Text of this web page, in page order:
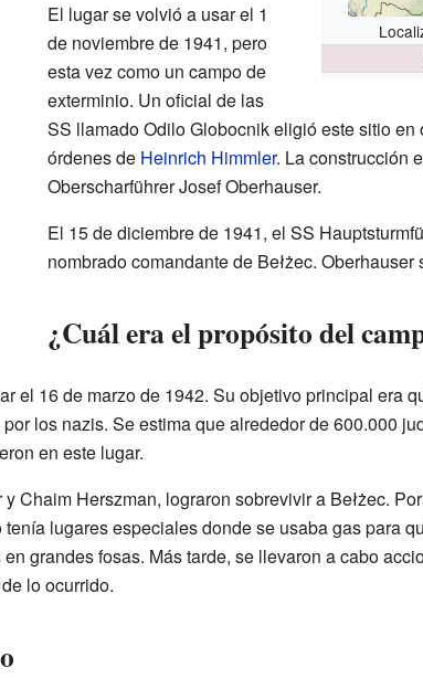
El lugar se volvió a usar el 1
de noviembre de 1941, pero
esta vez como un campo de
exterminio. Un oficial de las
SS llamado Odilo Globocnik eligió este sitio
órdenes de Heinrich Himmler. La construcción
Oberscharführer Josef Oberhauser.
El 15 de diciembre de 1941, el SS
nombrado comandante de Bełżec.
¿Cuál era el propósito del
el 16 de marzo de 1942. Su objetivo principal era
los nazis. Se estima que alrededor de 600.000
en este lugar.
Chaim Herszman, lograron sobrevivir a Bełżec.
lugares especiales donde se usaba gas para
grandes fosas. Más tarde, se llevaron a cabo
lo ocurrido.